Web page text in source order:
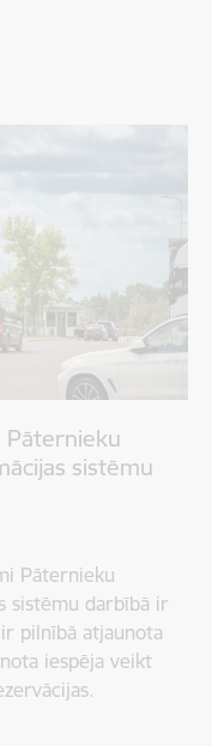
Pāternieku
sistēmu
Pāternieku
sistēmu darbībā ir
pilnībā atjaunota
iespēja veikt